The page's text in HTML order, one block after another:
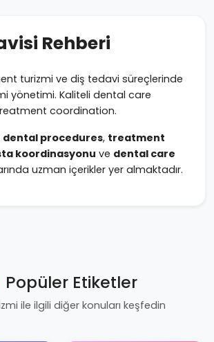
Rehberi
turizmi ve diş tedavi süreçlerinde
yönetimi. Kaliteli dental care
coordination.
dental procedures, treatment
koordinasyonu ve dental care
uzman içerikler yer almaktadır.
Popüler Etiketler
ile ilgili diğer konuları keşfedin